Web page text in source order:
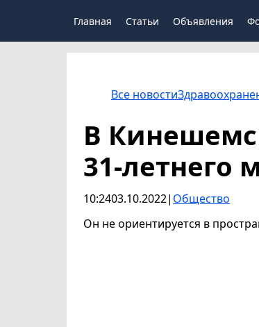
Главная Статьи Объявления
Все новости
В
31-летнего
10:2403.10.2022| Общество
Он не ориентируется в